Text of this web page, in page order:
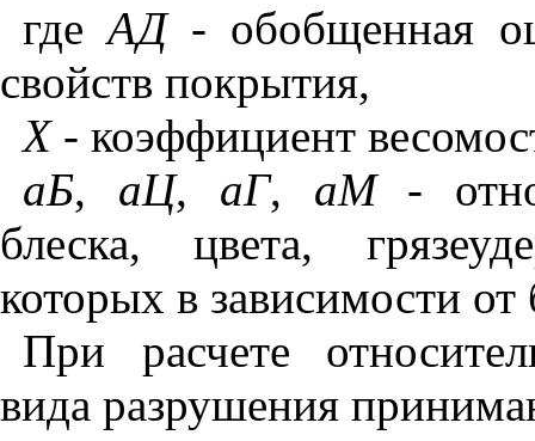
гдеАД- обобщенная
свойств покрытия,
X- коэффициент
аБ, аЦ, аГ, аМ-
блеска, цвета,
которых в зависимости
При расчете
вида разрушения